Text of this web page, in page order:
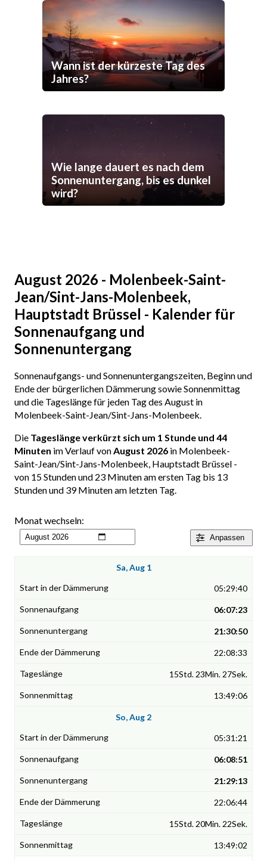
Wann ist der kürzeste Tag des
Jahres?
Wie lange dauert es nach dem
Sonnenuntergang, bis es dunkel
wird?
August 2026 - Molenbeek-Saint-
Jean/Sint-Jans-Molenbeek,
Hauptstadt Brüssel - Kalender für
Sonnenaufgang und
Sonnenuntergang
Sonnenaufgangs- und Sonnenuntergangszeiten, Beginn und
Ende der bürgerlichen Dämmerung sowie Sonnenmittag
und die Tageslänge für jeden Tag des August in
Molenbeek-Saint-Jean/Sint-Jans-Molenbeek.
Die Tageslänge verkürzt sich um 1 Stunde und 44
Minuten im Verlauf vonAugust 2026 in Molenbeek-
Saint-Jean/Sint-Jans-Molenbeek, Hauptstadt Brüssel -
von 15 Stunden und 23 Minuten am ersten Tag bis 13
Stunden und 39 Minuten am letzten Tag.
Anpassen
Monat wechseln:
Sa, Aug 1
05:29:40
06:07:23
21:30:50
22:08:33
15Std. 23Min. 27Sek.
13:49:06
So, Aug 2
05:31:21
06:08:51
21:29:13
22:06:44
15Std. 20Min. 22Sek.
13:49:02